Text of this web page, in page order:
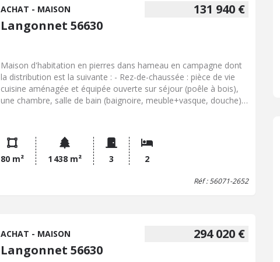
131 940 €
ACHAT - MAISON
Langonnet 56630
Maison d'habitation en pierres dans hameau en campagne dont
la distribution est la suivante : - Rez-de-chaussée : pièce de vie
cuisine aménagée et équipée ouverte sur séjour (poêle à bois),
une chambre, salle de bain (baignoire, meuble+vasque, douche),
80 m² 1 438 m² 3 2
Réf : 56071-2652
294 020 €
ACHAT - MAISON
Langonnet 56630